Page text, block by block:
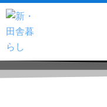
内
容
を
ス
キ